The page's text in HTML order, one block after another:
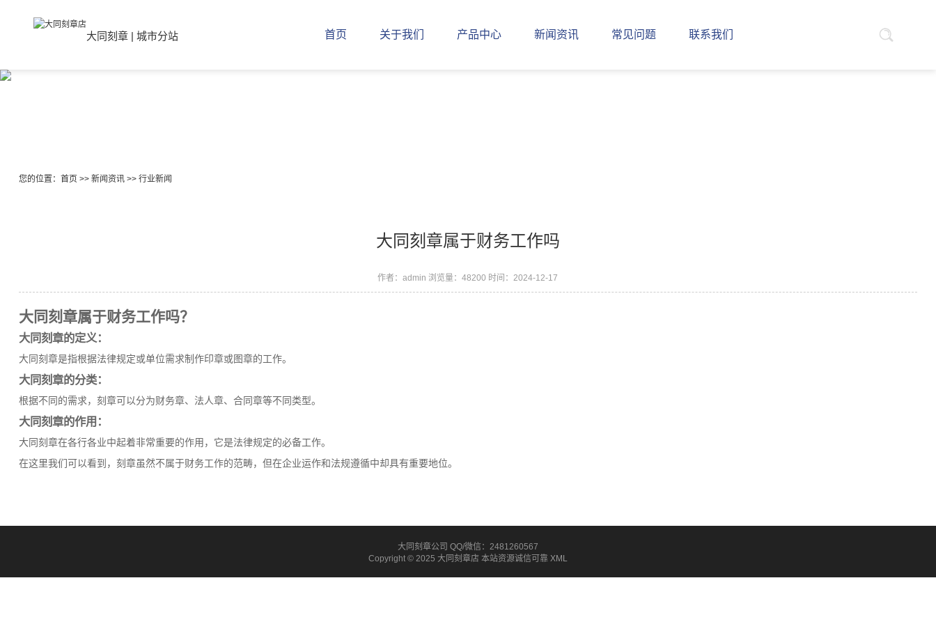
大同刻章 | 城市分站 首页 关于我们 产品中心 新闻资讯 常见问题 联系我们
您的位置： 首页>> 新闻资讯>> 行业新闻
大同刻章属于财务工作吗
作者：admin 浏览量：48200 时间：2024-12-17
大同刻章属于财务工作吗？
大同刻章的定义：
大同刻章是指根据法律规定或单位需求制作印章或图章的工作。
大同刻章的分类：
根据不同的需求，刻章可以分为财务章、法人章、合同章等不同类型。
大同刻章的作用：
大同刻章在各行各业中起着非常重要的作用，它是法律规定的必备工作。
在这里我们可以看到，刻章虽然不属于财务工作的范畴，但在企业运作和法规遵循中却具有重要地位。
大同刻章公司 QQ/微信：2481260567
Copyright © 2025 大同刻章店 本站资源诚信可靠 XML